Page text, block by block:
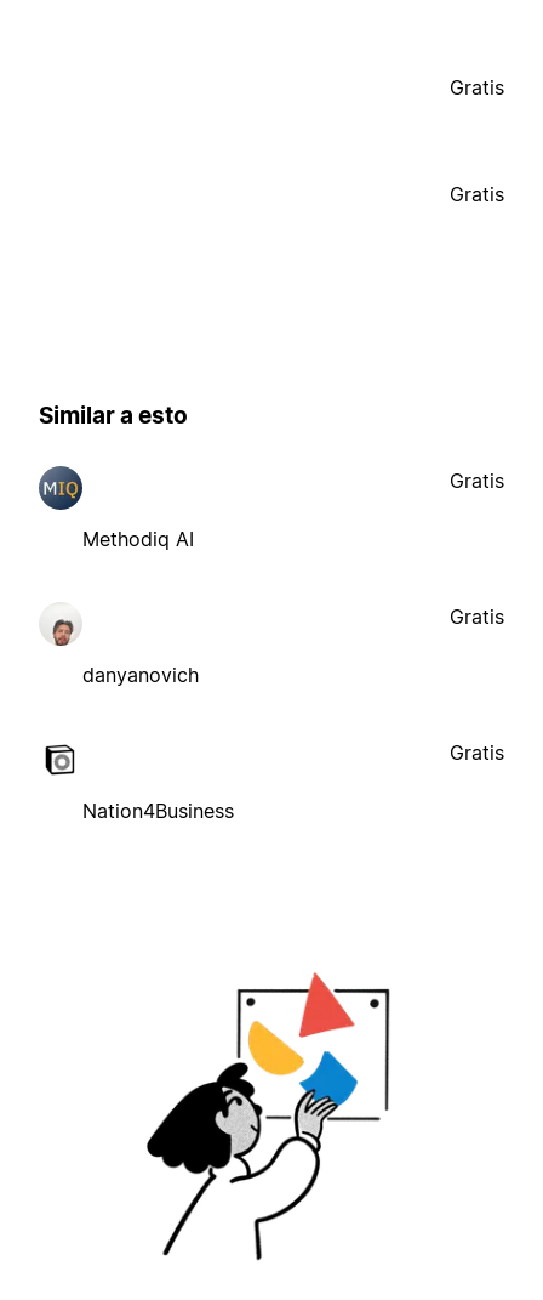
Gratis
Gratis
Similar a esto
Methodiq AI
Gratis
danyanovich
Gratis
Nation4Business
Gratis